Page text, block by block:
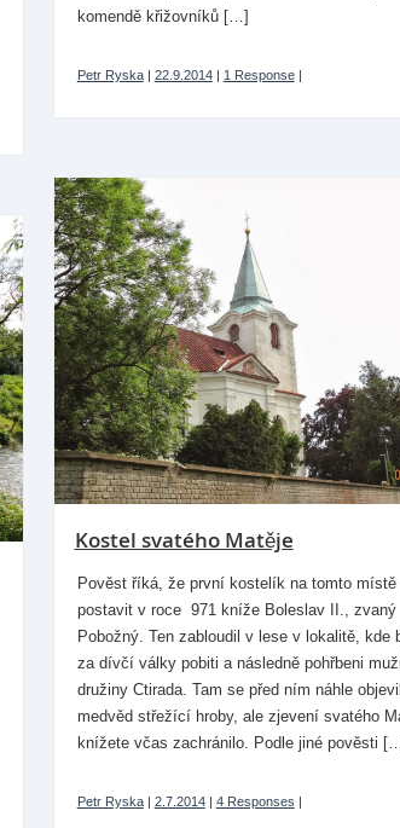
komendě křižovníků […]
Petr Ryska| 22.9.2014| 1 Response|
Kostel svatého Matěje
Pověst říká, že první kostelík na tomto místě
postavit v roce 971 kníže Boleslav II., zvaný
Pobožný. Ten zabloudil v lese v lokalitě, kde
za dívčí války pobiti a následně pohřbeni
družiny Ctirada. Tam se před ním náhle
medvěd střežící hroby, ale zjevení svatého
knížete včas zachránilo. Podle jiné pověsti
Petr Ryska| 2.7.2014| 4 Responses